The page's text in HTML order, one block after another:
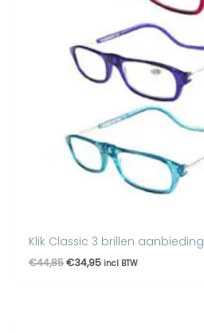
Klik Classic 3 brillen aanbieding
€44,85€34,95 incl BTW